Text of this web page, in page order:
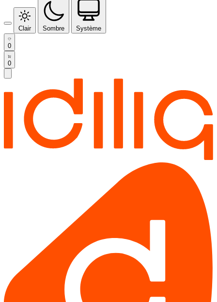
Clair Sombre Système
0
0